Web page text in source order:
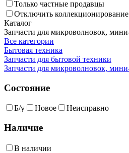
Только частные продавцы
Отключить коллекционирование
Каталог
Запчасти для микроволновок,
Все категории
Бытовая техника
Запчасти для бытовой техники
Запчасти для микроволновок,
Состояние
Б/у Новое Неисправно
Наличие
В наличии